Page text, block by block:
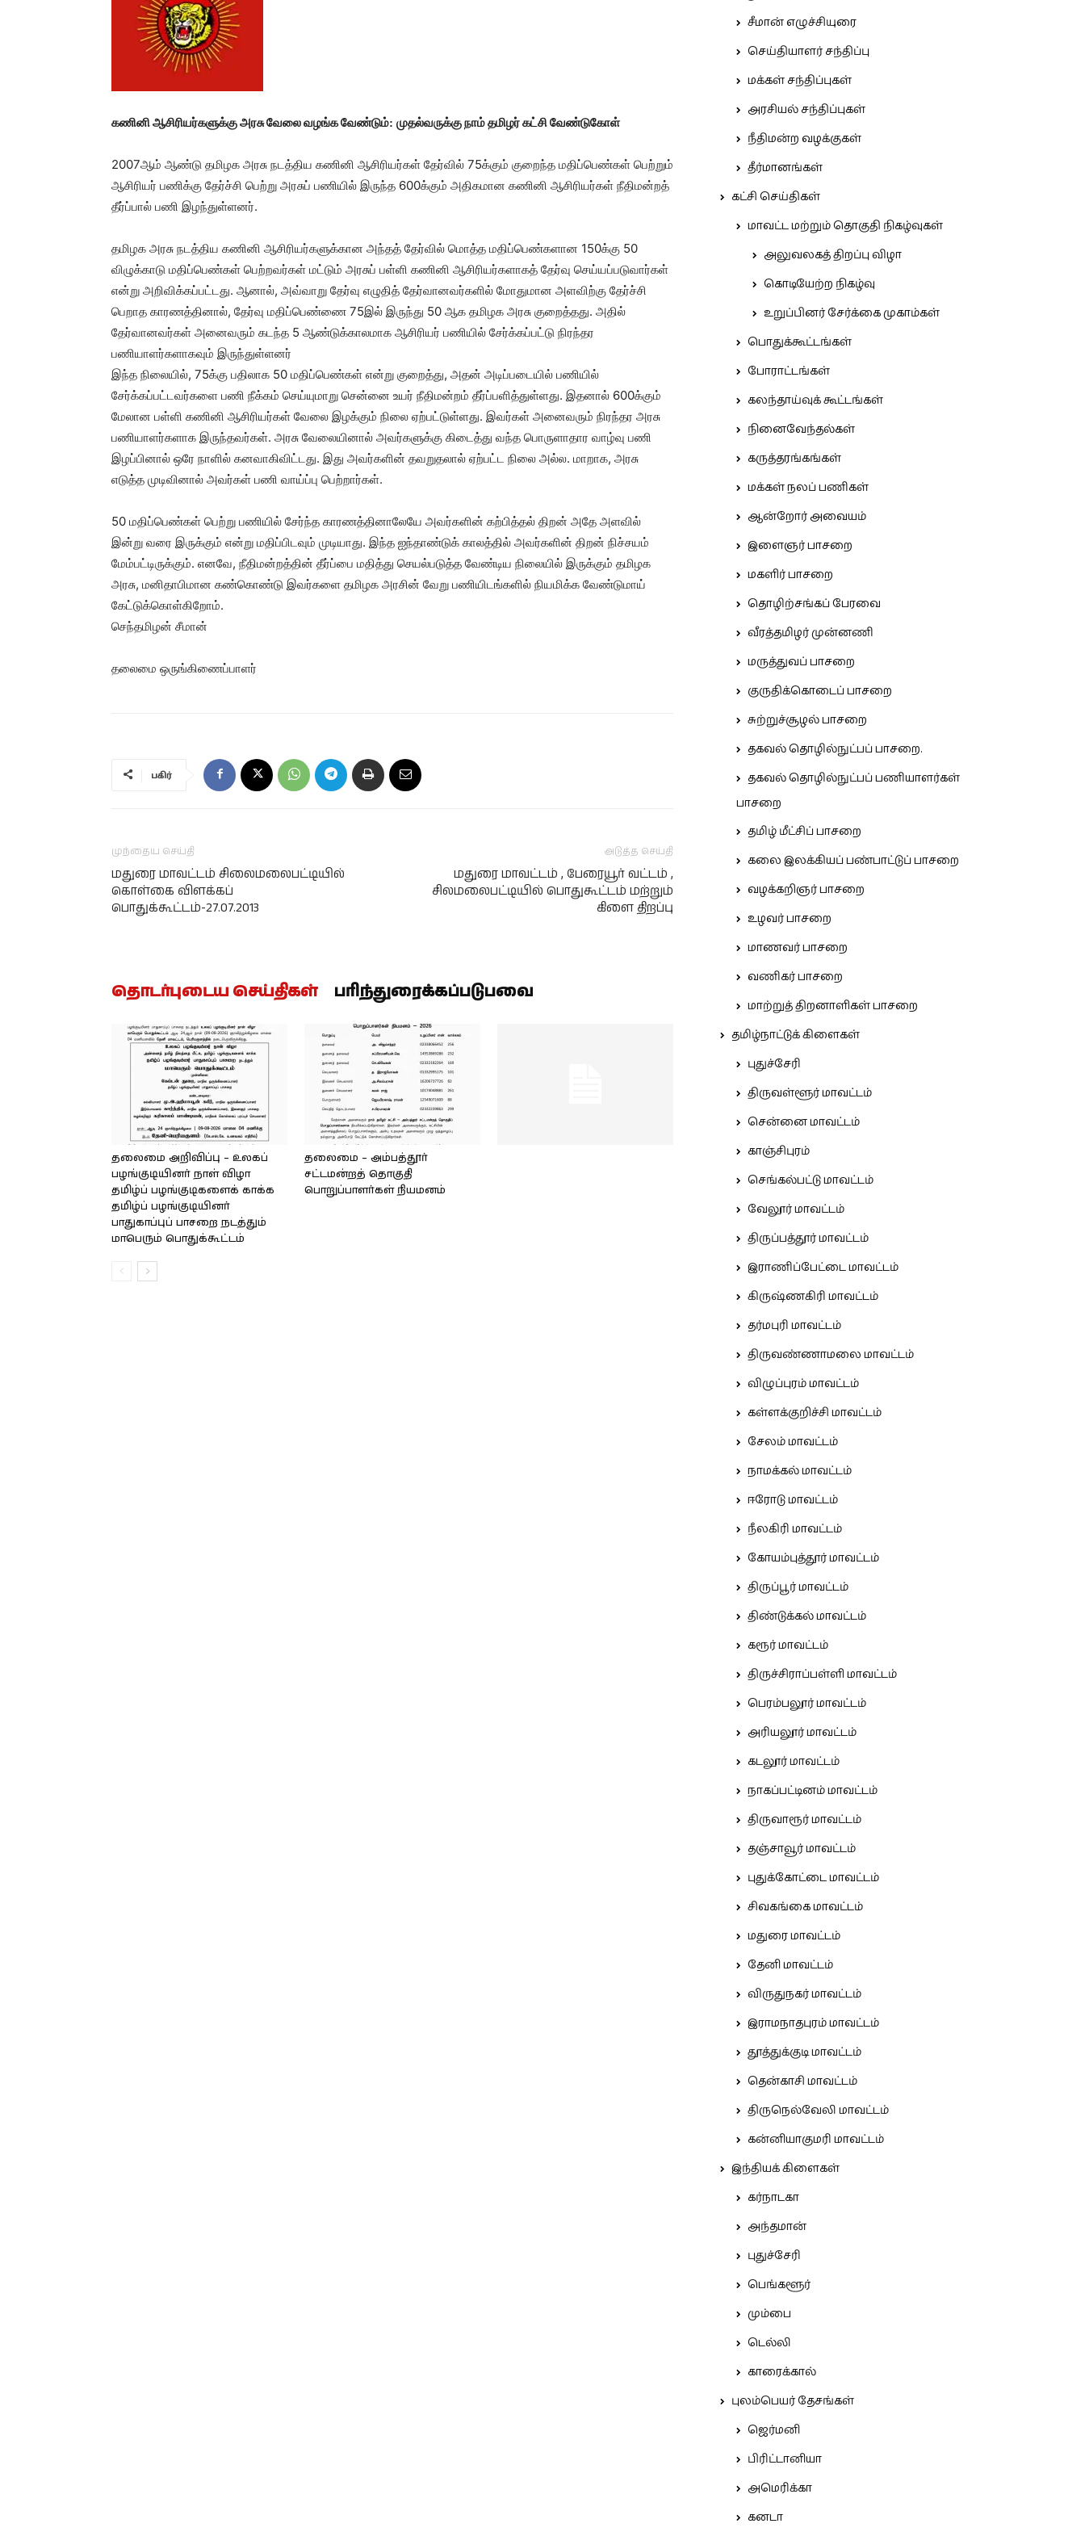
கணினி ஆசிரியர்களுக்கு அரசு வேலை வழங்க வேண்டும்: முதல்வருக்கு நாம் தமிழர் கட்சி வேண்டுகோள்
2007ஆம் ஆண்டு தமிழக அரசு நடத்திய கணினி ஆசிரியர்கள் தேர்வில் 75க்கும் குறைந்த மதிப்பெண்கள் பெற்றும்
ஆசிரியர் பணிக்கு தேர்ச்சி பெற்று அரசுப் பணியில் இருந்த 600க்கும் அதிகமான கணினி ஆசிரியர்கள் நீதிமன்றத்
தீர்ப்பால் பணி இழந்துள்ளனர்.
தமிழக அரசு நடத்திய கணினி ஆசிரியர்களுக்கான அந்தத் தேர்வில் மொத்த மதிப்பெண்களான 150க்கு 50
விழுக்காடு மதிப்பெண்கள் பெற்றவர்கள் மட்டும் அரசுப் பள்ளி கணினி ஆசிரியர்களாகத் தேர்வு செய்யப்படுவார்கள்
என்று அறிவிக்கப்பட்டது. ஆனால், அவ்வாறு தேர்வு எழுதித் தேர்வானவர்களில் மோதுமான அளவிற்கு தேர்ச்சி
பெறாத காரணத்தினால், தேர்வு மதிப்பெண்ணை 75இல் இருந்து 50 ஆக தமிழக அரசு குறைத்தது. அதில்
தேர்வானவர்கள் அனைவரும் கடந்த 5 ஆண்டுக்காலமாக ஆசிரியர் பணியில் சேர்க்கப்பட்டு நிரந்தர
பணியாளர்களாகவும் இருந்துள்ளனர்
இந்த நிலையில், 75க்கு பதிலாக 50 மதிப்பெண்கள் என்று குறைத்து, அதன் அடிப்படையில் பணியில்
சேர்க்கப்பட்டவர்களை பணி நீக்கம் செய்யுமாறு சென்னை உயர் நீதிமன்றம் தீர்ப்பளித்துள்ளது. இதனால் 600க்கும்
மேலான பள்ளி கணினி ஆசிரியர்கள் வேலை இழக்கும் நிலை ஏற்பட்டுள்ளது. இவர்கள் அனைவரும் நிரந்தர அரசு
பணியாளர்களாக இருந்தவர்கள். அரசு வேலையினால் அவர்களுக்கு கிடைத்து வந்த பொருளாதார வாழ்வு பணி
இழப்பினால் ஒரே நாளில் கனவாகிவிட்டது. இது அவர்களின் தவறுதலால் ஏற்பட்ட நிலை அல்ல. மாறாக, அரசு
எடுத்த முடிவினால் அவர்கள் பணி வாய்ப்பு பெற்றார்கள்.
50 மதிப்பெண்கள் பெற்று பணியில் சேர்ந்த காரணத்தினாலேயே அவர்களின் கற்பித்தல் திறன் அதே அளவில்
இன்று வரை இருக்கும் என்று மதிப்பிடவும் முடியாது. இந்த ஐந்தாண்டுக் காலத்தில் அவர்களின் திறன் நிச்சயம்
மேம்பட்டிருக்கும். எனவே, நீதிமன்றத்தின் தீர்ப்பை மதித்து செயல்படுத்த வேண்டிய நிலையில் இருக்கும் தமிழக
அரசு, மனிதாபிமான கண்கொண்டு இவர்களை தமிழக அரசின் வேறு பணியிடங்களில் நியமிக்க வேண்டுமாய்
கேட்டுக்கொள்கிறோம்.
செந்தமிழன் சீமான்
தலைமை ஒருங்கிணைப்பாளர்
பகிர்
முந்தைய செய்தி
மதுரை மாவட்டம் சிலைமலைபட்டியில்
கொள்கை விளக்கப்
பொதுக்கூட்டம்-27.07.2013
அடுத்த செய்தி
மதுரை மாவட்டம் , பேரையூர் வட்டம் ,
சிலமலைபட்டியில் பொதுகூட்டம் மற்றும்
கிளை திறப்பு
தொடர்புடைய செய்திகள் பரிந்துரைக்கப்படுபவை
தலைமை அறிவிப்பு – உலகப்
பழங்குடியினர் நாள் விழா
தமிழ்ப் பழங்குடிகளைக் காக்க
தமிழ்ப் பழங்குடியினர்
பாதுகாப்புப் பாசறை நடத்தும்
மாபெரும் பொதுக்கூட்டம்
தலைமை – அம்பத்தூர்
சட்டமன்றத் தொகுதி
பொறுப்பாளர்கள் நியமனம்
சீமான் எழுச்சியுரை
செய்தியாளர் சந்திப்பு
மக்கள் சந்திப்புகள்
அரசியல் சந்திப்புகள்
நீதிமன்ற வழக்குகள்
தீர்மானங்கள்
கட்சி செய்திகள்
மாவட்ட மற்றும் தொகுதி நிகழ்வுகள்
அலுவலகத் திறப்பு விழா
கொடியேற்ற நிகழ்வு
உறுப்பினர் சேர்க்கை முகாம்கள்
பொதுக்கூட்டங்கள்
போராட்டங்கள்
கலந்தாய்வுக் கூட்டங்கள்
நினைவேந்தல்கள்
கருத்தரங்கங்கள்
மக்கள் நலப் பணிகள்
ஆன்றோர் அவையம்
இளைஞர் பாசறை
மகளிர் பாசறை
தொழிற்சங்கப் பேரவை
வீரத்தமிழர் முன்னணி
மருத்துவப் பாசறை
குருதிக்கொடைப் பாசறை
சுற்றுச்சூழல் பாசறை
தகவல் தொழில்நுட்பப் பாசறை.
தகவல் தொழில்நுட்பப் பணியாளர்கள்
பாசறை
தமிழ் மீட்சிப் பாசறை
கலை இலக்கியப் பண்பாட்டுப் பாசறை
வழக்கறிஞர் பாசறை
உழவர் பாசறை
மாணவர் பாசறை
வணிகர் பாசறை
மாற்றுத் திறனாளிகள் பாசறை
தமிழ்நாட்டுக் கிளைகள்
புதுச்சேரி
திருவள்ளூர் மாவட்டம்
சென்னை மாவட்டம்
காஞ்சிபுரம்
செங்கல்பட்டு மாவட்டம்
வேலூர் மாவட்டம்
திருப்பத்தூர் மாவட்டம்
இராணிப்பேட்டை மாவட்டம்
கிருஷ்ணகிரி மாவட்டம்
தர்மபுரி மாவட்டம்
திருவண்ணாமலை மாவட்டம்
விழுப்புரம் மாவட்டம்
கள்ளக்குறிச்சி மாவட்டம்
சேலம் மாவட்டம்
நாமக்கல் மாவட்டம்
ஈரோடு மாவட்டம்
நீலகிரி மாவட்டம்
கோயம்புத்தூர் மாவட்டம்
திருப்பூர் மாவட்டம்
திண்டுக்கல் மாவட்டம்
கரூர் மாவட்டம்
திருச்சிராப்பள்ளி மாவட்டம்
பெரம்பலூர் மாவட்டம்
அரியலூர் மாவட்டம்
கடலூர் மாவட்டம்
நாகப்பட்டினம் மாவட்டம்
திருவாரூர் மாவட்டம்
தஞ்சாவூர் மாவட்டம்
புதுக்கோட்டை மாவட்டம்
சிவகங்கை மாவட்டம்
மதுரை மாவட்டம்
தேனி மாவட்டம்
விருதுநகர் மாவட்டம்
இராமநாதபுரம் மாவட்டம்
தூத்துக்குடி மாவட்டம்
தென்காசி மாவட்டம்
திருநெல்வேலி மாவட்டம்
கன்னியாகுமரி மாவட்டம்
இந்தியக் கிளைகள்
கர்நாடகா
அந்தமான்
புதுச்சேரி
பெங்களூர்
மும்பை
டெல்லி
காரைக்கால்
புலம்பெயர் தேசங்கள்
ஜெர்மனி
பிரிட்டானியா
அமெரிக்கா
கனடா